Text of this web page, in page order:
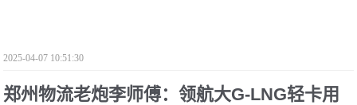
2025-04-07 10:51:30
郑州物流老炮李师傅：领航大G-LNG轻卡用